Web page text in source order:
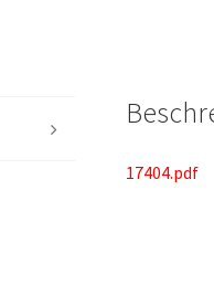
17404.pdf